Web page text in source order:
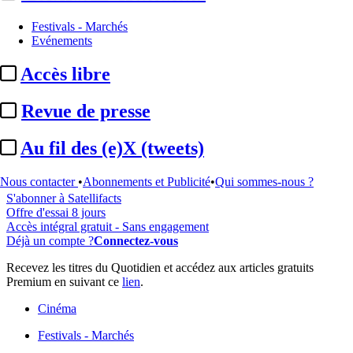
Festivals - Marchés
Evénements
Accès libre
Revue de presse
Au fil des (e)X (tweets)
Nous contacter •Abonnements et Publicité•Qui sommes-nous ?
...
Cet article est réservé à nos abonnés
Pour accéder à cet article, à l'ensemble du site, découvrez nos
S'abonner à Satellifacts
Offre d'essai 8 jours
Accès intégral gratuit - Sans engagement
Déjà un compte ?Connectez-vous
Recevez les titres du Quotidien et accédez aux articles gratuits
Premium en suivant ce lien.
Cinéma
Festivals - Marchés